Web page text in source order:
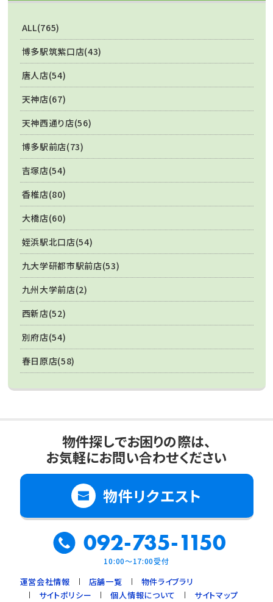
ALL(765)
博多駅筑紫口店(43)
唐人店(54)
天神店(67)
天神西通り店(56)
博多駅前店(73)
吉塚店(54)
香椎店(80)
大橋店(60)
姪浜駅北口店(54)
九大学研都市駅前店(53)
九州大学前店(2)
西新店(52)
別府店(54)
春日原店(58)
物件探しでお困りの際は、
お気軽にお問い合わせください
物件リクエスト
092-735-1150
10:00～17:00受付
運営会社情報 店舗一覧
物件ライブラリ
サイトポリシー
個人情報について サイトマップ